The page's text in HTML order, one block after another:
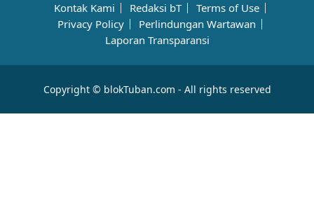
Kontak Kami
Redaksi bT
Terms of Use
Privacy Policy
Perlindungan Wartawan
Laporan Transparansi
Copyright © blokTuban.com - All rights reserved